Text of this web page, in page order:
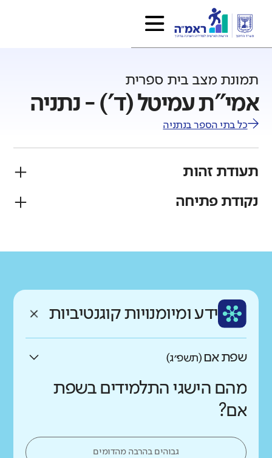
תמונת מצב בית ספרית
אמי"ת עמיטל (ד') - נתניה
כל בתי הספר בנתניה
תעודת זהות
פיקוח
עברית ותיק
נקודת פתיחה
רקע חברתי כלכלי
נמוך ידע ומיומנויות קוגנטיביות
שפת אם(תשפ״ג)
מהם הישגי התלמידים בשפת
אם?
גבוהים בהרבה מהדומים